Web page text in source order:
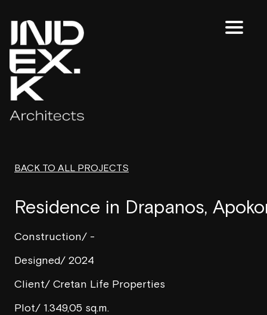
content
BACK TO ALL PROJECTS
Residence in Drapanos,
Construction/ -
Designed/ 2024
Client/ Cretan Life Properties
Plot/ 1.349,05 sq.m.